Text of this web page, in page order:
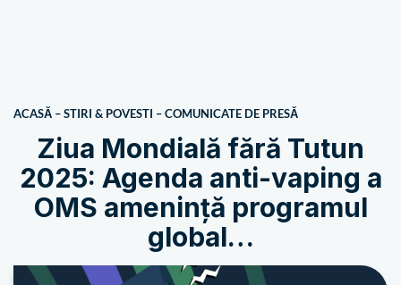
ACASĂ –STIRI & POVESTI –COMUNICATE DE PRESĂ
Ziua Mondială fără Tutun
2025: Agenda anti-vaping a
OMS amenință programul
global…